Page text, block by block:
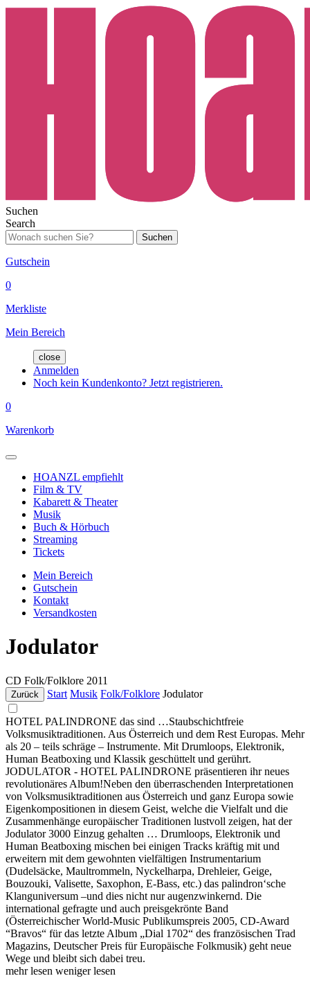
Suchen
Search
Suchen
Gutschein
0
Merkliste
Mein Bereich
close
Anmelden
Noch kein Kundenkonto? Jetzt registrieren.
0
Warenkorb
HOANZL empfiehlt
Film & TV
Kabarett & Theater
Musik
Buch & Hörbuch
Streaming
Tickets
Mein Bereich
Gutschein
Kontakt
Versandkosten
Jodulator
CD Folk/Folklore 2011
Zurück Start Musik Folk/Folklore Jodulator
HOTEL PALINDRONE das sind …Staubschichtfreie
Volksmusiktraditionen. Aus Österreich und dem Rest Europas. Mehr
als 20 – teils schräge – Instrumente. Mit Drumloops, Elektronik,
Human Beatboxing und Klassik geschüttelt und gerührt.
JODULATOR - HOTEL PALINDRONE präsentieren ihr neues
revolutionäres Album!Neben den überraschenden Interpretationen
von Volksmusiktraditionen aus Österreich und ganz Europa sowie
Eigenkompositionen in diesem Geist, welche die Vielfalt und die
Zusammenhänge europäischer Traditionen lustvoll zeigen, hat der
Jodulator 3000 Einzug gehalten … Drumloops, Elektronik und
Human Beatboxing mischen bei einigen Tracks kräftig mit und
erweitern mit dem gewohnten vielfältigen Instrumentarium
(Dudelsäcke, Maultrommeln, Nyckelharpa, Drehleier, Geige,
Bouzouki, Valisette, Saxophon, E-Bass, etc.) das palindron‘sche
Klanguniversum –und dies nicht nur augenzwinkernd. Die
international gefragte und auch preisgekrönte Band
(Österreichischer World-Music Publikumspreis 2005, CD-Award
“Bravos“ für das letzte Album „Dial 1702“ des französischen Trad
Magazins, Deutscher Preis für Europäische Folkmusik) geht neue
Wege und bleibt sich dabei treu.
mehr lesen weniger lesen